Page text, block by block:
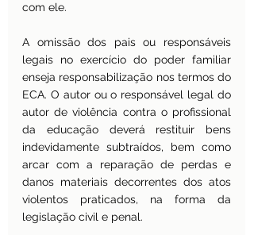
com ele.
A omissão dos pais ou responsáveis
legais no exercício do poder familiar
enseja responsabilização nos termos do
ECA. O autor ou o responsável legal do
autor de violência contra o profissional
da educação deverá restituir bens
indevidamente subtraídos, bem como
arcar com a reparação de perdas e
danos materiais decorrentes dos atos
violentos praticados, na forma da
legislação civil e penal.